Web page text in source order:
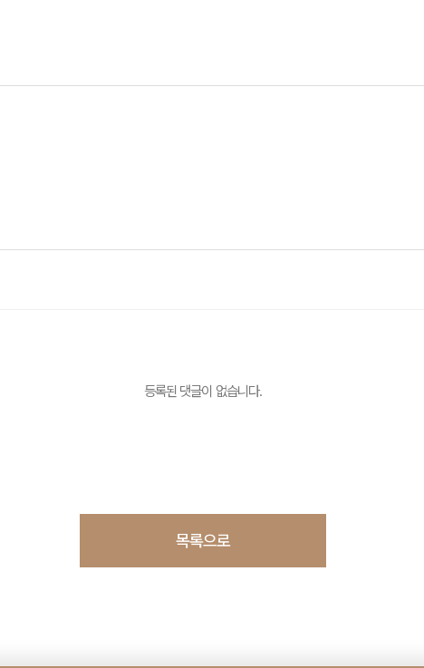
등록된 댓글이 없습니다.
목록으로